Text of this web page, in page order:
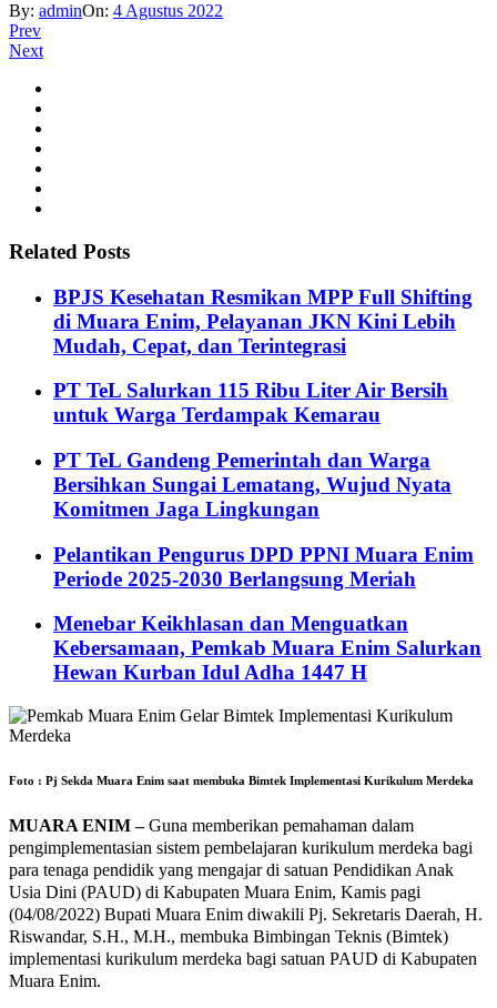
By: adminOn: 4 Agustus 2022
Prev
Next
Related Posts
BPJS Kesehatan Resmikan MPP Full Shifting
di Muara Enim, Pelayanan JKN Kini Lebih
Mudah, Cepat, dan Terintegrasi
PT TeL Salurkan 115 Ribu Liter Air Bersih
untuk Warga Terdampak Kemarau
PT TeL Gandeng Pemerintah dan Warga
Bersihkan Sungai Lematang, Wujud Nyata
Komitmen Jaga Lingkungan
Pelantikan Pengurus DPD PPNI Muara Enim
Periode 2025-2030 Berlangsung Meriah
Menebar Keikhlasan dan Menguatkan
Kebersamaan, Pemkab Muara Enim Salurkan
Hewan Kurban Idul Adha 1447 H
Foto : Pj Sekda Muara Enim saat membuka Bimtek Implementasi Kurikulum Merdeka
MUARA ENIM –Guna memberikan pemahaman dalam
pengimplementasian sistem pembelajaran kurikulum merdeka bagi
para tenaga pendidik yang mengajar di satuan Pendidikan Anak
Usia Dini (PAUD) di Kabupaten Muara Enim, Kamis pagi
(04/08/2022) Bupati Muara Enim diwakili Pj. Sekretaris Daerah, H.
Riswandar, S.H., M.H., membuka Bimbingan Teknis (Bimtek)
implementasi kurikulum merdeka bagi satuan PAUD di Kabupaten
Muara Enim.